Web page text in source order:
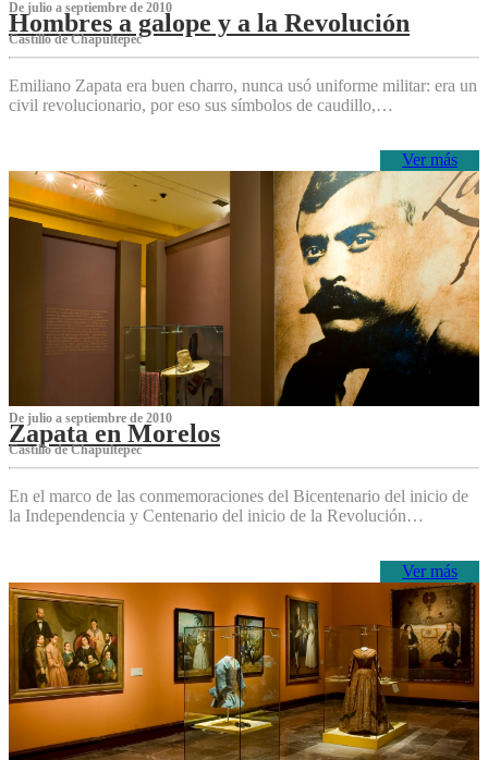
De julio a septiembre de 2010
Hombres a galope y a la Revolución
Castillo de Chapultepec
Emiliano Zapata era buen charro, nunca usó uniforme militar: era un
civil revolucionario, por eso sus símbolos de caudillo,…
Ver más
De julio a septiembre de 2010
Zapata en Morelos
Castillo de Chapultepec
En el marco de las conmemoraciones del Bicentenario del inicio de
la Independencia y Centenario del inicio de la Revolución…
Ver más